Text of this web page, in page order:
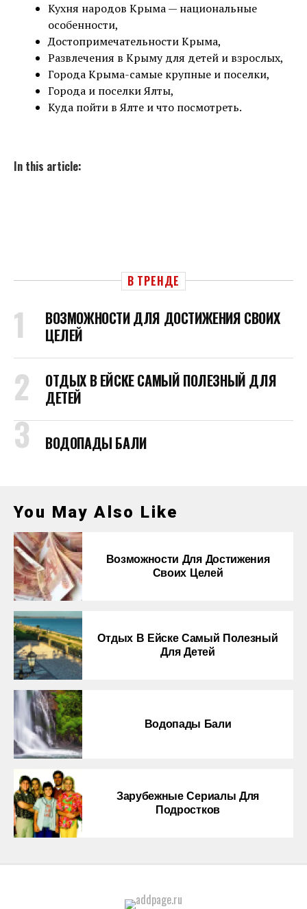
Кухня народов Крыма — национальные
особенности,
Достопримечательности Крыма,
Развлечения в Крыму для детей и взрослых,
Города Крыма-самые крупные и поселки,
Города и поселки Ялты,
Куда пойти в Ялте и что посмотреть.
In this article:
В ТРЕНДЕ
ВОЗМОЖНОСТИ ДЛЯ ДОСТИЖЕНИЯ СВОИХ
ЦЕЛЕЙ
ОТДЫХ В ЕЙСКЕ САМЫЙ ПОЛЕЗНЫЙ ДЛЯ
ДЕТЕЙ
ВОДОПАДЫ БАЛИ
You May Also Like
Возможности Для Достижения
Своих Целей
Отдых В Ейске Самый Полезный
Для Детей
Водопады Бали
Зарубежные Сериалы Для
Подростков